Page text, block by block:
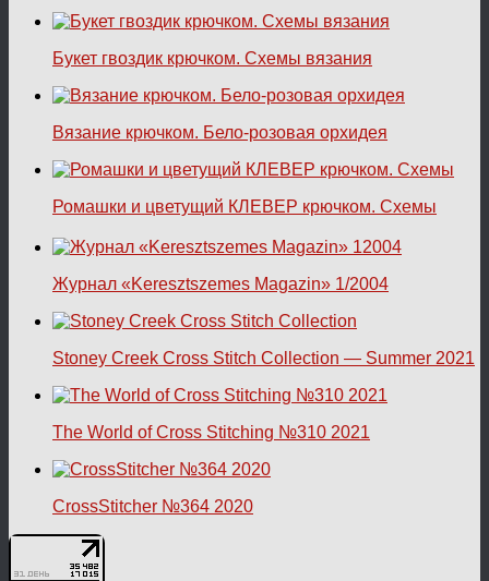
Букет гвоздик крючком. Схемы вязания
Вязание крючком. Бело-розовая орхидея
Ромашки и цветущий КЛЕВЕР крючком. Схемы
Журнал «Keresztszemes Magazin» 1/2004
Stoney Creek Cross Stitch Collection — Summer 2021
The World of Cross Stitching №310 2021
CrossStitcher №364 2020